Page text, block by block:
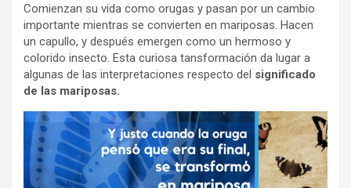
Comienzan su vida como orugas y pasan por un cambio
importante mientras se convierten en mariposas. Hacen
un capullo, y después emergen como un hermoso y
colorido insecto. Esta curiosa tansformación da lugar a
algunas de las interpretaciones respecto del significado
de las mariposas.